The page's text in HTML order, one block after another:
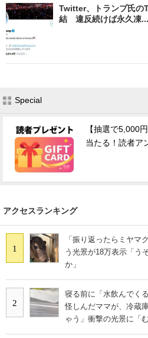
Twitter、トランプ氏の
結 違反続けば永久凍...
Special
【抽選で5,000
当たる！読者ア
アクセスランキング
1
「振り返ったらミヤ
う光景が18万表示「う
か」
2
寝る前に「水飲んでく
怪しんだママが、冷蔵
ゃう」衝撃の光景に「